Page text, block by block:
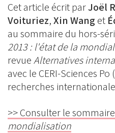
Cet article écrit parJoël
Voituriez,Xin Wang et
au sommaire du hors-
2013 : l'état de la
revueAlternatives
avec le CERI-Sciences
recherches
>> Consulter le
mondialisation